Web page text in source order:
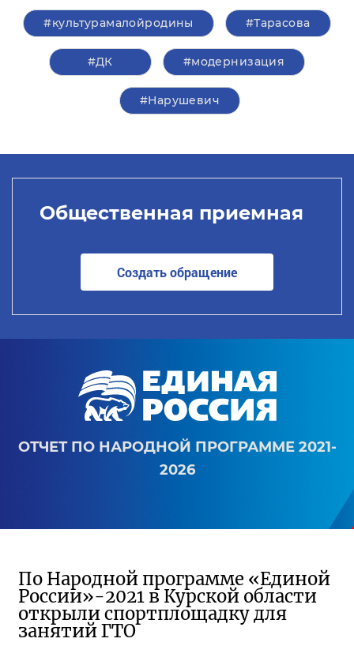
#культурамалойродины #Тарасова
#ДК #модернизация
#Нарушевич
Общественная приемная
Создать обращение
ОТЧЕТ ПО НАРОДНОЙ ПРОГРАММЕ 2021-
2026
По Народной программе «Единой
России»-2021 в Курской области
открыли спортплощадку для
занятий ГТО